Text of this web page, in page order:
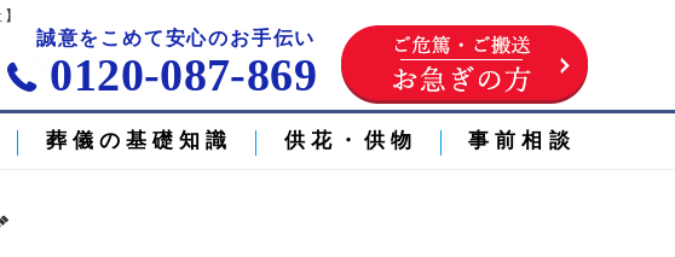
誠意をこめて安心のお手伝い
0120-087-869
葬儀の基礎知識 供花・供物 事前相談